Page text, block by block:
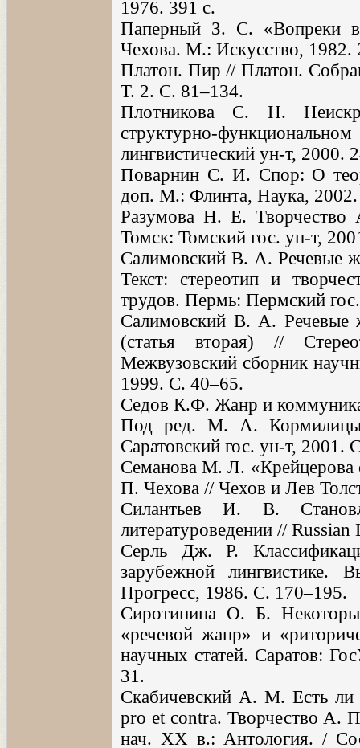
1976. 391 с.
Паперный З. С. «Вопреки
Чехова. М.: Искусство, 1982.
Платон. Пир // Платон.
Т. 2. С. 81–134.
Плотникова С. Н.
структурно-
лингвистический ун-т, 2000.
Поварнин С. И. Спор: О
доп. М.: Флинта, Наука, 2002.
Разумова Н. Е. Творчество
Томск: Томский гос. ун-т,
Салимовский В. А. Речевые
Текст: стереотип и
трудов. Пермь: Пермский
Салимовский В. А. Речевые
(статья вторая) //
Межвузовский сборник
1999. С. 40–65.
Седов К.Ф. Жанр и
Под ред. М. А.
Саратовский гос. ун-т, 2001.
Семанова М. Л. «Крейцерова
П. Чехова // Чехов и Лев
Силантьев И. В.
литературоведении //
Серль Дж. Р.
зарубежной
Прогресс, 1986. С. 170–195.
Сиротинина О. Б.
«речевой жанр» и
научных статей. Саратов:
31.
Скабичевский А. М. Есть
pro et contra. Творчество А.
нач. XX в.: Антология. /